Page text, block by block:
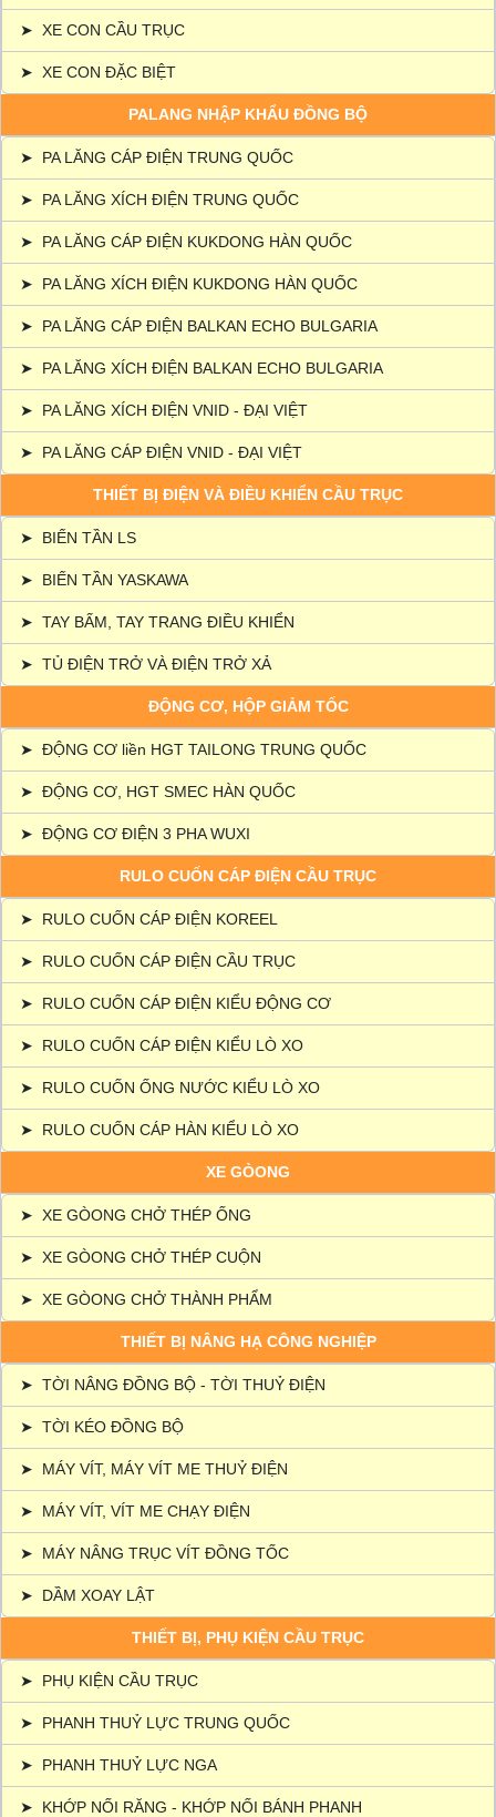
➤ XE CON CẦU TRỤC
➤ XE CON ĐẶC BIỆT
PALANG NHẬP KHẨU ĐỒNG BỘ
➤ PA LĂNG CÁP ĐIỆN TRUNG QUỐC
➤ PA LĂNG XÍCH ĐIỆN TRUNG QUỐC
➤ PA LĂNG CÁP ĐIỆN KUKDONG HÀN QUỐC
➤ PA LĂNG XÍCH ĐIỆN KUKDONG HÀN QUỐC
➤ PA LĂNG CÁP ĐIỆN BALKAN ECHO BULGARIA
➤ PA LĂNG XÍCH ĐIỆN BALKAN ECHO BULGARIA
➤ PA LĂNG XÍCH ĐIỆN VNID - ĐẠI VIỆT
➤ PA LĂNG CÁP ĐIỆN VNID - ĐẠI VIỆT
THIẾT BỊ ĐIỆN VÀ ĐIỀU KHIỂN CẦU TRỤC
➤ BIẾN TẦN LS
➤ BIẾN TẦN YASKAWA
➤ TAY BẤM, TAY TRANG ĐIỀU KHIỂN
➤ TỦ ĐIỆN TRỞ VÀ ĐIỆN TRỞ XẢ
ĐỘNG CƠ, HỘP GIẢM TỐC
➤ ĐỘNG CƠ liền HGT TAILONG TRUNG QUỐC
➤ ĐỘNG CƠ, HGT SMEC HÀN QUỐC
➤ ĐỘNG CƠ ĐIỆN 3 PHA WUXI
RULO CUỐN CÁP ĐIỆN CẦU TRỤC
➤ RULO CUỐN CÁP ĐIỆN KOREEL
➤ RULO CUỐN CÁP ĐIỆN CẦU TRỤC
➤ RULO CUỐN CÁP ĐIỆN KIỂU ĐỘNG CƠ
➤ RULO CUỐN CÁP ĐIỆN KIỂU LÒ XO
➤ RULO CUỐN ỐNG NƯỚC KIỂU LÒ XO
➤ RULO CUỐN CÁP HÀN KIỂU LÒ XO
XE GÒONG
➤ XE GÒONG CHỞ THÉP ỐNG
➤ XE GÒONG CHỞ THÉP CUỘN
➤ XE GÒONG CHỞ THÀNH PHẨM
THIẾT BỊ NÂNG HẠ CÔNG NGHIỆP
➤ TỜI NÂNG ĐỒNG BỘ - TỜI THUỶ ĐIỆN
➤ TỜI KÉO ĐỒNG BỘ
➤ MÁY VÍT, MÁY VÍT ME THUỶ ĐIỆN
➤ MÁY VÍT, VÍT ME CHẠY ĐIỆN
➤ MÁY NÂNG TRỤC VÍT ĐỒNG TỐC
➤ DẦM XOAY LẬT
THIẾT BỊ, PHỤ KIỆN CẦU TRỤC
➤ PHỤ KIỆN CẦU TRỤC
➤ PHANH THUỶ LỰC TRUNG QUỐC
➤ PHANH THUỶ LỰC NGA
➤ KHỚP NỐI RĂNG - KHỚP NỐI BÁNH PHANH